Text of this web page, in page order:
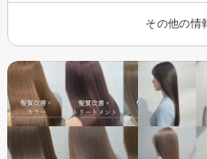
その他の情